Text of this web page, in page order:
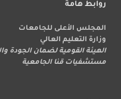
روابط هامة
المجلس الأعلى للجامعات
وزارة التعليم العالي
الهيئة القومية لضمان الجودة
مستشفيات قنا الجامعية